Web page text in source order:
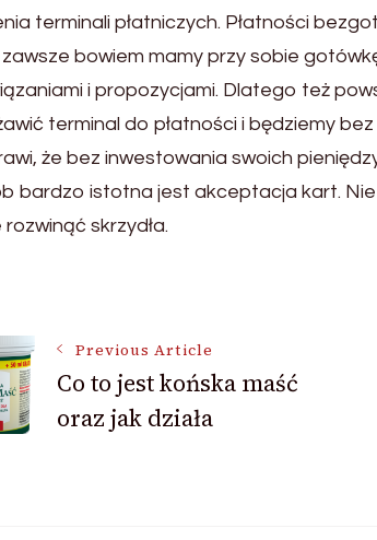
terminali płatniczych. Płatności
bowiem mamy przy sobie
i propozycjami. Dlatego też
terminal do płatności i będziemy
że bez inwestowania swoich
bardzo istotna jest akceptacja kart.
skrzydła.
Previous Article
Co to jest końska maść
oraz jak działa